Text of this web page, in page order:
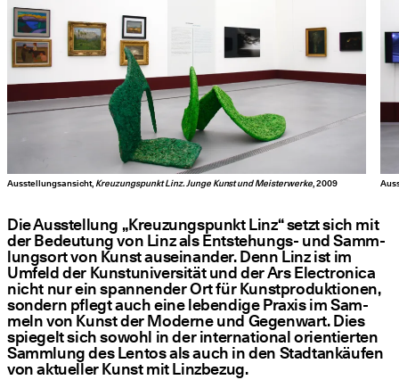
Ausstellungsansicht, Kreuzungspunkt Linz. Junge Kunst und Meisterwerke , 2009
Die Aus­stel­lung „Kreu­zungs­punkt Linz“ setzt sich mit
der Bedeu­tung von Linz als Ent­ste­hungs- und Samm­
lungs­ort von Kunst aus­ein­an­der. Denn Linz ist im
Umfeld der Kunst­uni­ver­si­tät und der Ars Elec­tro­ni­ca
nicht nur ein span­nen­der Ort für Kunst­pro­duk­tio­nen,
son­dern pflegt auch eine leben­di­ge Pra­xis im Sam­
meln von Kunst der Moder­ne und Gegen­wart. Dies
spie­gelt sich sowohl in der inter­na­tio­nal ori­en­tier­ten
Samm­lung des Lentos als auch in den Stadt­an­käu­fen
von aktu­el­ler Kunst mit Linzbezug.